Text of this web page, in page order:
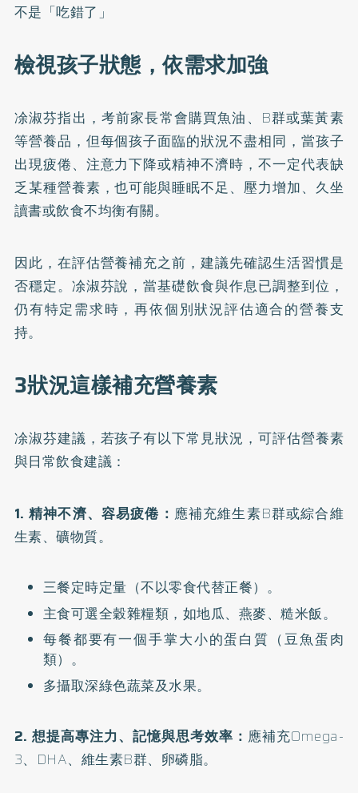
不是「吃錯了」
檢視孩子狀態，依需求加強
凃淑芬指出，考前家長常會購買魚油、B群或葉黃素
等營養品，但每個孩子面臨的狀況不盡相同，當孩子
出現疲倦、注意力下降或精神不濟時，不一定代表缺
乏某種營養素，也可能與睡眠不足、壓力增加、久坐
讀書或飲食不均衡有關。
因此，在評估營養補充之前，建議先確認生活習慣是
否穩定。凃淑芬說，當基礎飲食與作息已調整到位，
仍有特定需求時，再依個別狀況評估適合的營養支
持。
3狀況這樣補充營養素
凃淑芬建議，若孩子有以下常見狀況，可評估營養素
與日常飲食建議：
1. 精神不濟、容易疲倦： 應補充維生素B群或綜合維
生素、礦物質。
三餐定時定量（不以零食代替正餐）。
主食可選全穀雜糧類，如地瓜、燕麥、糙米飯。
每餐都要有一個手掌大小的蛋白質（豆魚蛋肉
類）。
多攝取深綠色蔬菜及水果。
2. 想提高專注力、記憶與思考效率： 應補充Omega-
3、DHA、維生素B群、卵磷脂。